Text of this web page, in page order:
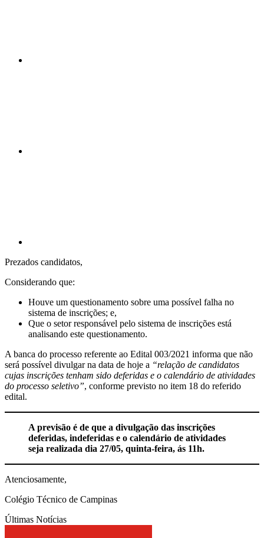
Prezados candidatos,
Considerando que:
Houve um questionamento sobre uma possível falha no
sistema de inscrições; e,
Que o setor responsável pelo sistema de inscrições está
analisando este questionamento.
A banca do processo referente ao Edital 003/2021 informa que não
será possível divulgar na data de hoje a “relação de candidatos
cujas inscrições tenham sido deferidas e o calendário de atividades
do processo seletivo”, conforme previsto no item 18 do referido
edital.
A previsão é de que a divulgação das inscrições
deferidas, indeferidas e o calendário de atividades
seja realizada dia 27/05, quinta-feira, ás 11h.
Atenciosamente,
Colégio Técnico de Campinas
Últimas Notícias